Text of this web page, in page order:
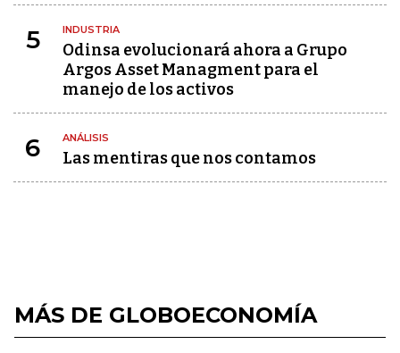
5 INDUSTRIA
Odinsa evolucionará ahora a Grupo
Argos Asset Managment para el
manejo de los activos
6 ANÁLISIS
Las mentiras que nos contamos
MÁS DE GLOBOECONOMÍA